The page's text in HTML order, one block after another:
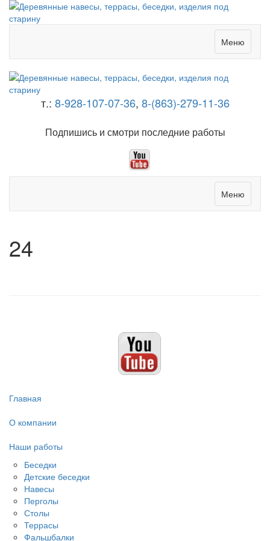
Меню
т.: 8-928-107-07-36, 8-(863)-279-11-36
Подпишись и смотри последние работы
Меню
24
Главная
О компании
Наши работы
Беседки
Детские беседки
Навесы
Перголы
Столы
Террасы
Фальшбалки